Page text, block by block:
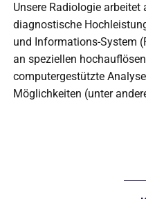
Unsere Radiologie
diagnostische
und Informations-System
an speziellen
computergestützte
Möglichkeiten (unter